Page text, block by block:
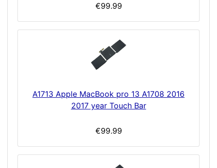
€99.99
A1713 Apple MacBook pro 13 A1708 2016
2017 year Touch Bar
€99.99